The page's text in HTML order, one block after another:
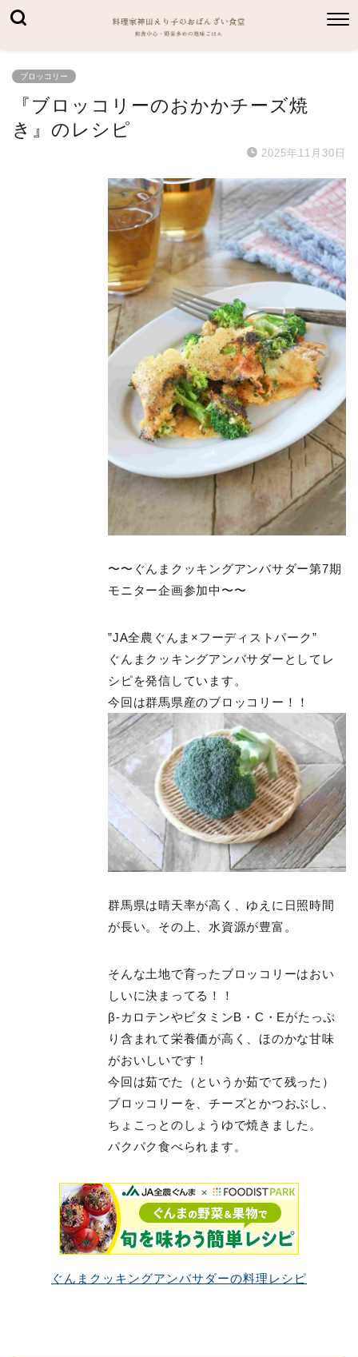
ブロッコリー
『ブロッコリーのおかかチーズ焼
き』のレシピ
2025年11月30日
〜〜ぐんまクッキングアンバサダー第7期
モニター企画参加中〜〜
”JA全農ぐんま×フーディストパーク”
ぐんまクッキングアンバサダーとしてレ
シピを発信しています。
今回は群馬県産のブロッコリー！！
群馬県は晴天率が高く、ゆえに日照時間
が長い。その上、水資源が豊富。
そんな土地で育ったブロッコリーはおい
しいに決まってる！！
β-カロテンやビタミンB・C・Eがたっぷ
り含まれて栄養価が高く、ほのかな甘味
がおいしいです！
今回は茹でた（というか茹でて残った）
ブロッコリーを、チーズとかつおぶし、
ちょこっとのしょうゆで焼きました。
パクパク食べられます。
ぐんまクッキングアンバサダーの料理レシピ